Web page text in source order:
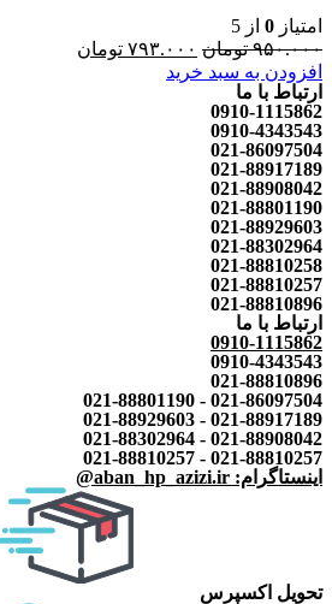
امتیاز 0 از 5
۹۵۰.۰۰۰ تومان ۷۹۳.۰۰۰ تومان
افزودن به سبد خرید
ارتباط با ما
0910-1115862
0910-4343543
021-86097504
021-88917189
021-88908042
021-88801190
021-88929603
021-88302964
021-88810258
021-88810257
021-88810896
ارتباط با ما
0910-1115862
0910-4343543
021-88810896
021-86097504 - 021-88801190
021-88917189 - 021-88929603
021-88908042 - 021-88302964
021-88810257 - 021-88810257
اینستاگرام: aban_hp_azizi.ir@
تحویل اکسپرس